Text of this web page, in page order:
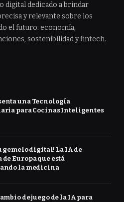
digital dedicado a brindar
y relevante sobre los
el futuro: economía,
sostenibilidad y fintech.
una Tecnología
para Cocinas Inteligentes
gemelo digital! La IA de
Europa que está
la medicina
de juego de la IA para